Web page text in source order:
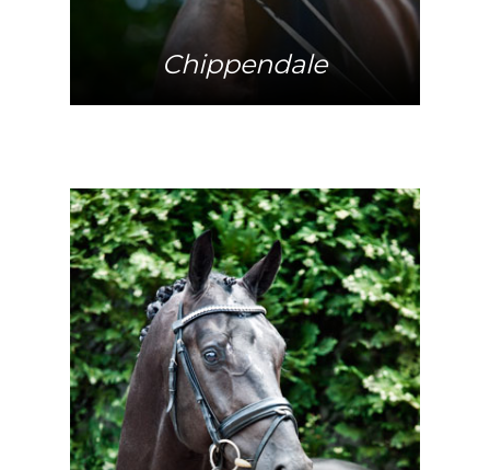
Chippendale
Mehr Info